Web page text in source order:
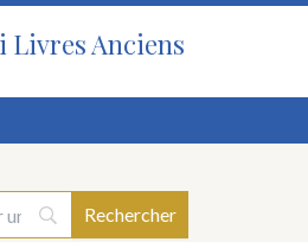
Livres Anciens